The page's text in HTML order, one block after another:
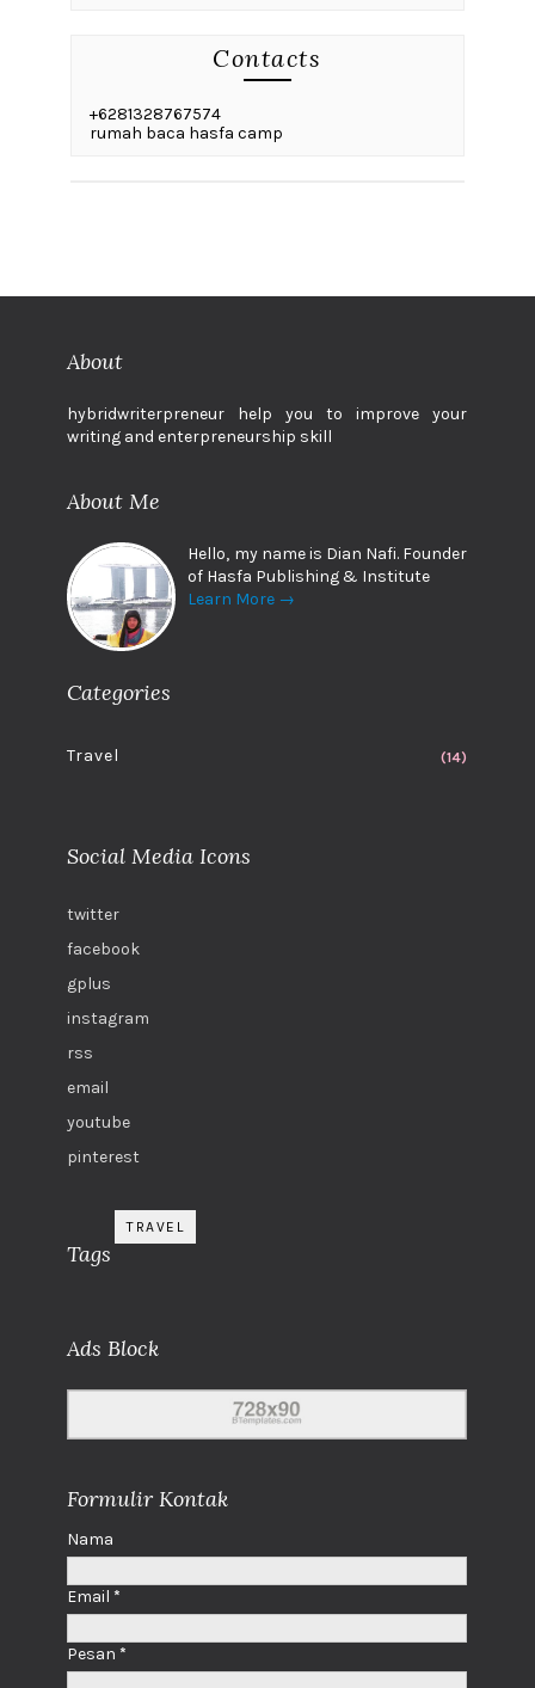
Contacts
+6281328767574
rumah baca hasfa camp
About
hybridwriterpreneur help you to improve your
writing and enterpreneurship skill
About Me
Hello, my name is Dian Nafi. Founder
of Hasfa Publishing & Institute
Learn More →
Categories
Travel (14)
Social Media Icons
twitter
facebook
gplus
instagram
rss
email
youtube
pinterest
Tags
TRAVEL
Ads Block
Formulir Kontak
Nama
Email *
Pesan *